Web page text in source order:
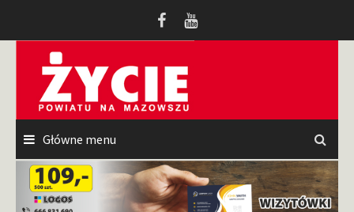
Główne menu